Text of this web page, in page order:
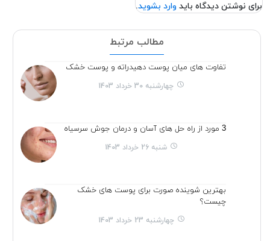
برای نوشتن دیدگاه باید وارد بشوید.
مطالب مرتبط
تفاوت های میان پوست دهیدراته و پوست خشک
چهارشنبه 30 خرداد 1403
3 مورد از راه حل های آسان و درمان جوش سرسیاه
شنبه 26 خرداد 1403
بهترین شوینده صورت برای پوست های خشک
چیست؟
چهارشنبه 23 خرداد 1403